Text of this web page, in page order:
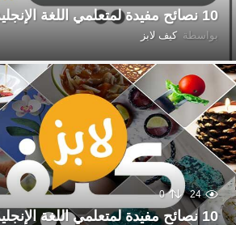
10 نصائح مفيدة لمتعلمي اللغة الإنجليزية (القسم الثاني)
بواسطة كيف لابز
24
0
10 نصائح مفيدة لمتعلمي اللغة الإنجليزية (القسم الأول)